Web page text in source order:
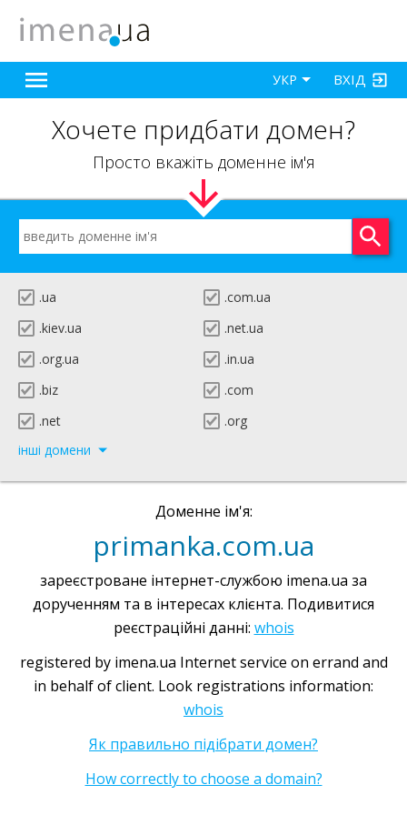
ВХІД
УКР
Хочете придбати домен?
Просто вкажіть доменне ім'я
.ua
.com.ua
.kiev.ua
.net.ua
.org.ua
.in.ua
.biz
.com
.net
.org
інші домени
Доменне ім'я:
primanka.com.ua
зареєстроване інтернет-службою imena.ua за
дорученням та в інтересах клієнта. Подивитися
реєстраційні данні: whois
registered by imena.ua Internet service on errand and
in behalf of client. Look registrations information:
whois
Як правильно підібрати домен?
How correctly to choose a domain?